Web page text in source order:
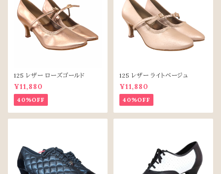
125 レザー ローズゴールド
¥11,880
40%OFF
125 レザー ライトベージュ
¥11,880
40%OFF